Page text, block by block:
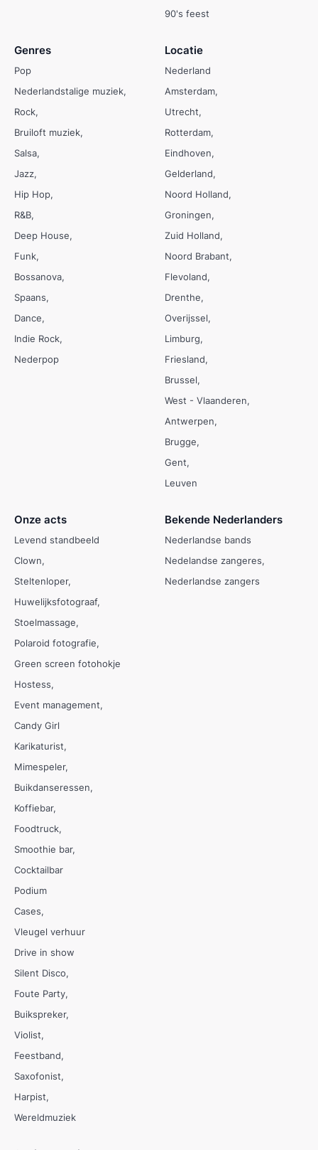
90's feest
Genres
Pop
Nederlandstalige muziek
Rock
Bruiloft muziek
Salsa
Jazz
Hip Hop
R&B
Deep House
Funk
Bossanova
Spaans
Dance
Indie Rock
Nederpop
Locatie
Nederland
Amsterdam
Utrecht
Rotterdam
Eindhoven
Gelderland
Noord Holland
Groningen
Zuid Holland
Noord Brabant
Flevoland
Drenthe
Overijssel
Limburg
Friesland
Brussel
West - Vlaanderen
Antwerpen
Brugge
Gent
Leuven
Onze acts
Levend standbeeld
Clown
Steltenloper
Huwelijksfotograaf
Stoelmassage
Polaroid fotografie
Green screen fotohokje
Hostess
Event management
Candy Girl
Karikaturist
Mimespeler
Buikdanseressen
Koffiebar
Foodtruck
Smoothie bar
Cocktailbar
Podium
Cases
Vleugel verhuur
Drive in show
Silent Disco
Foute Party
Buikspreker
Violist
Feestband
Saxofonist
Harpist
Wereldmuziek
Bekende Nederlanders
Nederlandse bands
Nedelandse zangeres
Nederlandse zangers